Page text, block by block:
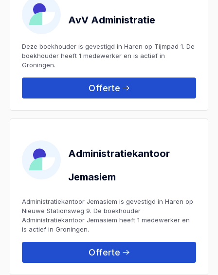
AvV Administratie
Deze boekhouder is gevestigd in Haren op Tijmpad 1. De
boekhouder heeft 1 medewerker en is actief in
Groningen.
Offerte
Administratiekantoor
Jemasiem
Administratiekantoor Jemasiem is gevestigd in Haren op
Nieuwe Stationsweg 9. De boekhouder
Administratiekantoor Jemasiem heeft 1 medewerker en
is actief in Groningen.
Offerte